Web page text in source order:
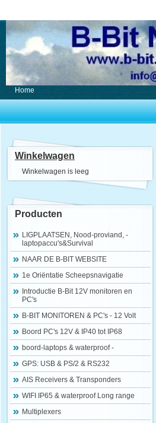
Home
Winkelwagen
Winkelwagen is leeg
Producten
LIGPLAATSEN, Nood-proviand, -
laptopaccu's&Survival
NAAR DE B-BIT WEBSITE
1e Oriëntatie Scheepsnavigatie
Introductie B-Bit 12V monitoren en
PC's
B-BIT MONITOREN & PC's - 12 Volt
Boord PC's 12V & IP40 tot IP68
boord-laptops & waterproof -
GPS: USB & PS/2 & RS232
AIS Receivers & Transponders
WIFI IP65 & waterproof Long range
Multiplexers